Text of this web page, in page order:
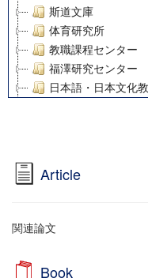
斯道文庫
体育研究所
教職課程センター
福澤研究センター
日本語・日本文化
グローバルリサー
塾内助成報告書
21世紀COEプログ
慶應義塾大学グロ
Article
関連論文
Book